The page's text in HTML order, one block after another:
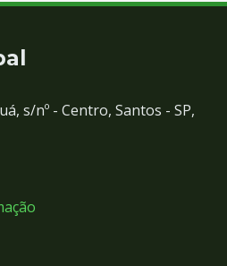
s/nº - Centro, Santos - SP,